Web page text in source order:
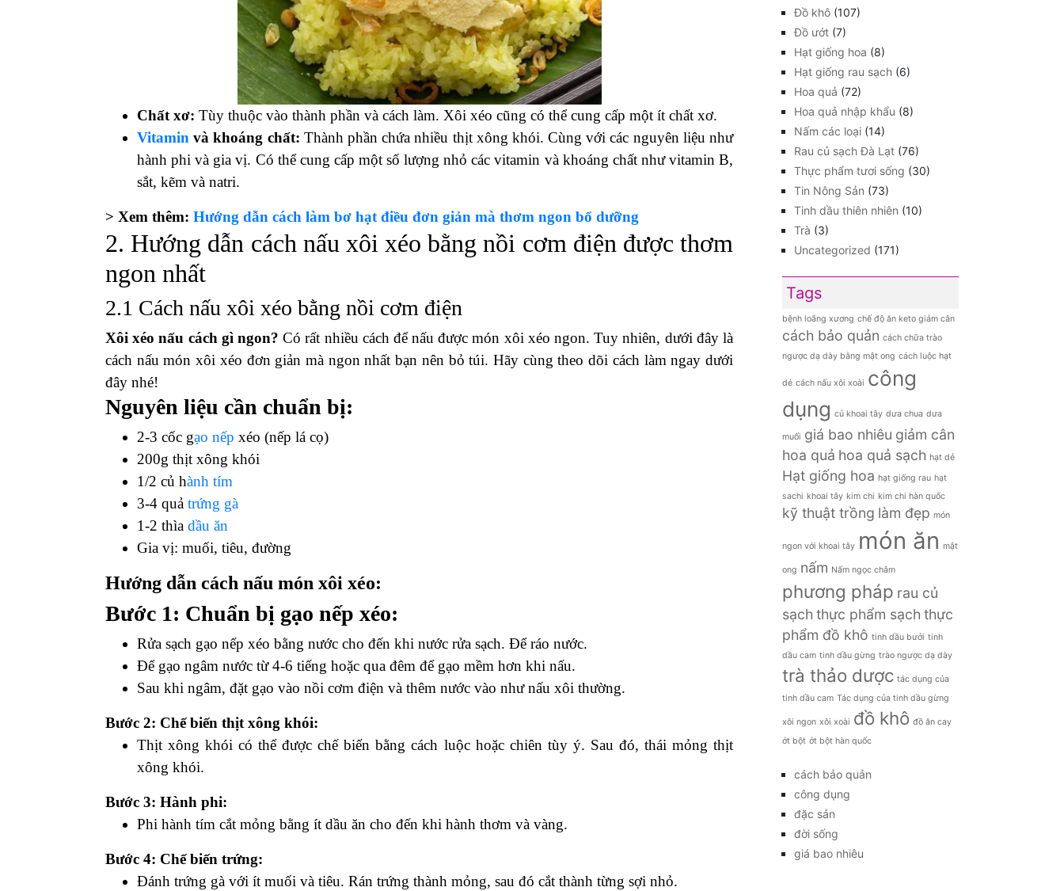
Chất xơ: Tùy thuộc vào thành phần và cách làm. Xôi xéo cũng có thể cung cấp một ít chất xơ.
Vitamin và khoáng chất: Thành phần chứa nhiều thịt xông khói. Cùng với các nguyên liệu như
hành phi và gia vị. Có thể cung cấp một số lượng nhỏ các vitamin và khoáng chất như vitamin B,
sắt, kẽm và natri.
> Xem thêm: Hướng dẫn cách làm bơ hạt điều đơn giản mà thơm ngon bổ dưỡng
2. Hướng dẫn cách nấu xôi xéo bằng nồi cơm điện được thơm
ngon nhất
2.1 Cách nấu xôi xéo bằng nồi cơm điện
Xôi xéo nấu cách gì ngon? Có rất nhiều cách để nấu được món xôi xéo ngon. Tuy nhiên, dưới đây là
cách nấu món xôi xéo đơn giản mà ngon nhất bạn nên bỏ túi. Hãy cùng theo dõi cách làm ngay dưới
đây nhé!
Nguyên liệu cần chuẩn bị:
2-3 cốc gạo nếp xéo (nếp lá cọ)
200g thịt xông khói
1/2 củ hành tím
3-4 quả trứng gà
1-2 thìa dầu ăn
Gia vị: muối, tiêu, đường
Hướng dẫn cách nấu món xôi xéo:
Bước 1: Chuẩn bị gạo nếp xéo:
Rửa sạch gạo nếp xéo bằng nước cho đến khi nước rửa sạch. Để ráo nước.
Để gạo ngâm nước từ 4-6 tiếng hoặc qua đêm để gạo mềm hơn khi nấu.
Sau khi ngâm, đặt gạo vào nồi cơm điện và thêm nước vào như nấu xôi thường.
Bước 2: Chế biến thịt xông khói:
Thịt xông khói có thể được chế biến bằng cách luộc hoặc chiên tùy ý. Sau đó, thái mỏng thịt
xông khói.
Bước 3: Hành phi:
Phi hành tím cắt mỏng bằng ít dầu ăn cho đến khi hành thơm và vàng.
Bước 4: Chế biến trứng:
Đánh trứng gà với ít muối và tiêu. Rán trứng thành mỏng, sau đó cắt thành từng sợi nhỏ.
Đồ khô (107)
Đồ ướt (7)
Hạt giống hoa (8)
Hạt giống rau sạch (6)
Hoa quả (72)
Hoa quả nhập khẩu (8)
Nấm các loại (14)
Rau củ sạch Đà Lạt (76)
Thực phẩm tươi sống (30)
Tin Nông Sản (73)
Tinh dầu thiên nhiên (10)
Trà (3)
Uncategorized (171)
Tags
bệnh loãng xương chế độ ăn keto giảm cân
cách bảo quản cách chữa trào
ngược dạ dày bằng mật ong cách luộc hạt
dẻ cách nấu xôi xoài công
dụng củ khoai tây dưa chua dưa
muối giá bao nhiêu giảm cân
hoa quả hoa quả sạch hạt dẻ
Hạt giống hoa hạt giống rau hạt
sachi khoai tây kim chi kim chi hàn quốc
kỹ thuật trồng làm đẹp món
ngon với khoai tây món ăn mật
ong nấm Nấm ngọc châm
phương pháp rau củ
sạch thực phẩm sạch thực
phẩm đồ khô tinh dầu bưởi tinh
dầu cam tinh dầu gừng trào ngược dạ dày
trà thảo dược tác dụng của
tinh dầu cam Tác dụng của tinh dầu gừng
xôi ngon xôi xoài đồ khô đồ ăn cay
ớt bột ớt bột hàn quốc
cách bảo quản
công dụng
đặc sản
đời sống
giá bao nhiêu